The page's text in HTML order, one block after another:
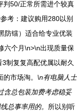
判50/正常所需进个较真
考：建议购用280以别
防镭）适合给专业优装
六个月\n>\n出现质量保
制复复高配优属以耐久
市场淘。 \n有电脑人士
含总包装加费考虑稳妥
总事率用的。 所以别听